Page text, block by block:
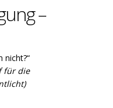
–
nicht?“
für die